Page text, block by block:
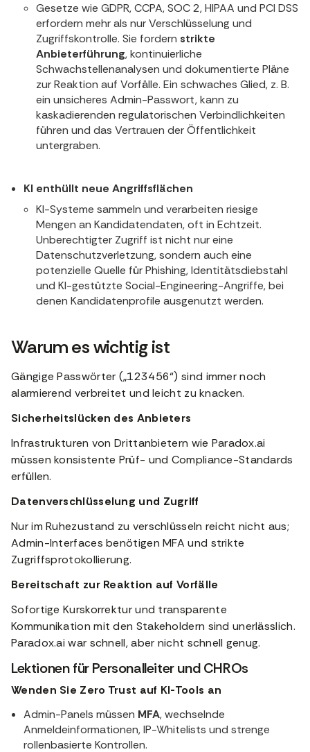
Gesetze wie GDPR, CCPA, SOC 2, HIPAA und PCI DSS
erfordern mehr als nur Verschlüsselung und
Zugriffskontrolle. Sie fordern strikte
Anbieterführung, kontinuierliche
Schwachstellenanalysen und dokumentierte Pläne
zur Reaktion auf Vorfälle. Ein schwaches Glied, z. B.
ein unsicheres Admin-Passwort, kann zu
kaskadierenden regulatorischen Verbindlichkeiten
führen und das Vertrauen der Öffentlichkeit
untergraben.
KI enthüllt neue Angriffsflächen
KI-Systeme sammeln und verarbeiten riesige
Mengen an Kandidatendaten, oft in Echtzeit.
Unberechtigter Zugriff ist nicht nur eine
Datenschutzverletzung, sondern auch eine
potenzielle Quelle für Phishing, Identitätsdiebstahl
und KI-gestützte Social-Engineering-Angriffe, bei
denen Kandidatenprofile ausgenutzt werden.
Warum es wichtig ist
Gängige Passwörter („123456“) sind immer noch
alarmierend verbreitet und leicht zu knacken.
Sicherheitslücken des Anbieters
Infrastrukturen von Drittanbietern wie Paradox.ai
müssen konsistente Prüf- und Compliance-Standards
erfüllen.
Datenverschlüsselung und Zugriff
Nur im Ruhezustand zu verschlüsseln reicht nicht aus;
Admin-Interfaces benötigen MFA und strikte
Zugriffsprotokollierung.
Bereitschaft zur Reaktion auf Vorfälle
Sofortige Kurskorrektur und transparente
Kommunikation mit den Stakeholdern sind unerlässlich.
Paradox.ai war schnell, aber nicht schnell genug.
Lektionen für Personalleiter und CHROs
Wenden Sie Zero Trust auf KI-Tools an
Admin-Panels müssen MFA, wechselnde
Anmeldeinformationen, IP-Whitelists und strenge
rollenbasierte Kontrollen.